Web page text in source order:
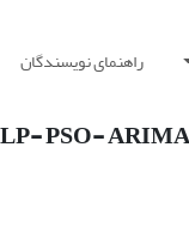
راهنمای نویسندگان